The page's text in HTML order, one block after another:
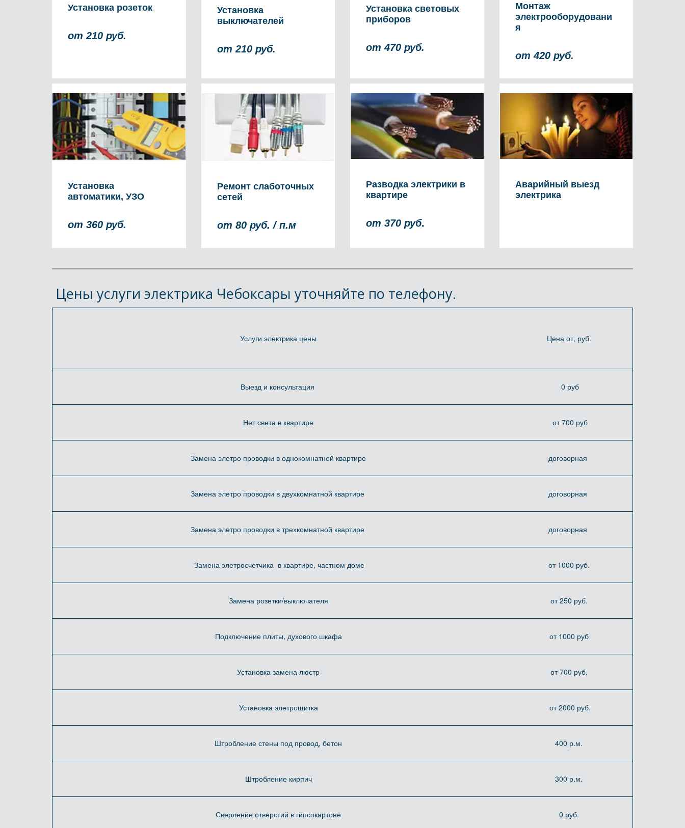
Установка розеток
от 210 руб.
Установка
выключателей
от 210 руб.
Установка световых
приборов
от 470 руб.
Монтаж
электрооборудовани
я
от 420 руб.
Установка
автоматики, УЗО
от 360 руб.
Ремонт слаботочных
сетей
от 80 руб. / п.м
Разводка электрики в
квартире
от 370 руб.
Аварийный выезд
электрика
Цены услуги электрика Чебоксары уточняйте по телефону.
Услуги электрика цены Цена от, руб.
Выезд и консультация 0 руб
Нет света в квартире от 700 руб
Замена элетро проводки в однокомнатной квартире договорная
Замена элетро проводки в двухкомнатной квартире договорная
Замена элетро проводки в трехкомнатной квартире договорная
Замена элетросчетчика в квартире, частном доме от 1000 руб.
Замена розетки/выключателя от 250 руб.
Подключение плиты, духового шкафа от 1000 руб
Установка замена люстр от 700 руб.
Установка элетрощитка от 2000 руб.
Штробление стены под провод, бетон 400 р.м.
Штробление кирпич 300 р.м.
Сверление отверстий в гипсокартоне 0 руб.